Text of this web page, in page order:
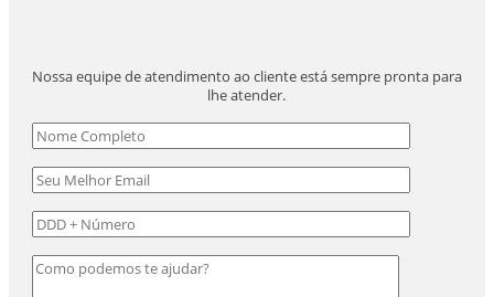
Nossa equipe de atendimento ao cliente está sempre pronta para
lhe atender.